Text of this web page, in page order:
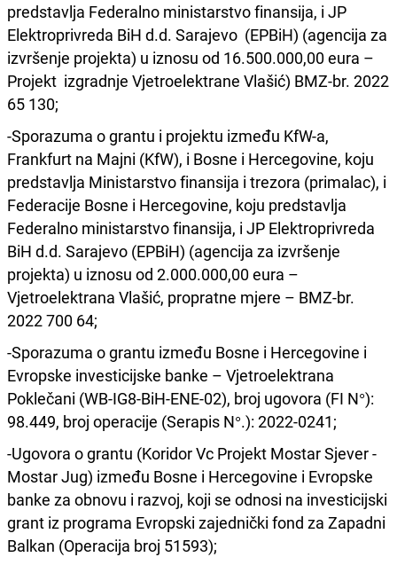
predstavlja Federalno ministarstvo finansija, i JP
Elektroprivreda BiH d.d. Sarajevo (EPBiH) (agencija za
izvršenje projekta) u iznosu od 16.500.000,00 eura –
Projekt izgradnje Vjetroelektrane Vlašić) BMZ-br. 2022
65 130;
-Sporazuma o grantu i projektu između KfW-a,
Frankfurt na Majni (KfW), i Bosne i Hercegovine, koju
predstavlja Ministarstvo finansija i trezora (primalac), i
Federacije Bosne i Hercegovine, koju predstavlja
Federalno ministarstvo finansija, i JP Elektroprivreda
BiH d.d. Sarajevo (EPBiH) (agencija za izvršenje
projekta) u iznosu od 2.000.000,00 eura –
Vjetroelektrana Vlašić, propratne mjere – BMZ-br.
2022 700 64;
-Sporazuma o grantu između Bosne i Hercegovine i
Evropske investicijske banke – Vjetroelektrana
Poklečani (WB-IG8-BiH-ENE-02), broj ugovora (FI N°):
98.449, broj operacije (Serapis N°.): 2022-0241;
-Ugovora o grantu (Koridor Vc Projekt Mostar Sjever -
Mostar Jug) između Bosne i Hercegovine i Evropske
banke za obnovu i razvoj, koji se odnosi na investicijski
grant iz programa Evropski zajednički fond za Zapadni
Balkan (Operacija broj 51593);